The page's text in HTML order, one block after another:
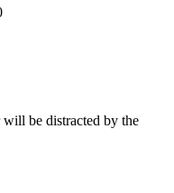
will be distracted by the